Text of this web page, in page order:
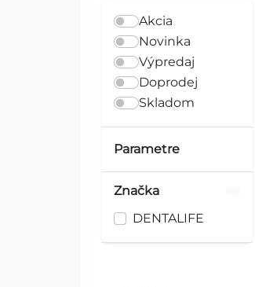
Akcia
Novinka
Výpredaj
Doprodej
Skladom
Parametre
Značka
DENTALIFE